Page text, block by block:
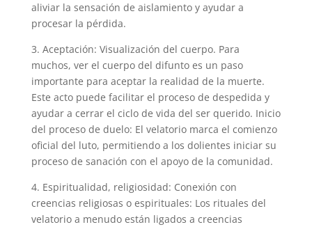
aliviar la sensación de aislamiento y ayudar a
procesar la pérdida.
3. Aceptación: Visualización del cuerpo. Para
muchos, ver el cuerpo del difunto es un paso
importante para aceptar la realidad de la muerte.
Este acto puede facilitar el proceso de despedida y
ayudar a cerrar el ciclo de vida del ser querido. Inicio
del proceso de duelo: El velatorio marca el comienzo
oficial del luto, permitiendo a los dolientes iniciar su
proceso de sanación con el apoyo de la comunidad.
4. Espiritualidad, religiosidad: Conexión con
creencias religiosas o espirituales: Los rituales del
velatorio a menudo están ligados a creencias